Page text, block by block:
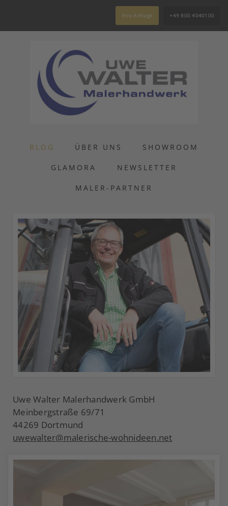
Ihre Anfrage +49 800 4040100
BLOG ÜBER UNS SHOWROOM
GLAMORA NEWSLETTER
MALER-PARTNER
Uwe Walter Malerhandwerk GmbH
Meinbergstraße 69/71
44269 Dortmund
uwewalter@malerische-wohnideen.net